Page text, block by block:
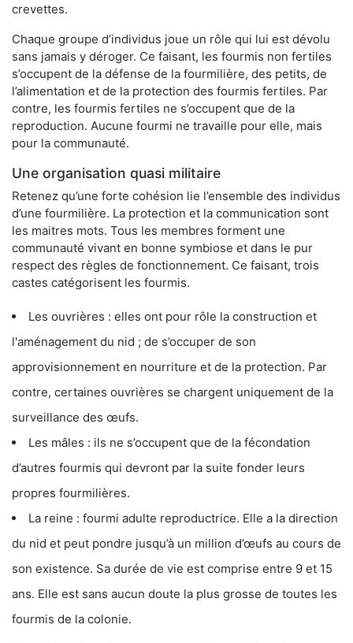
crevettes.
Chaque groupe d’individus joue un rôle qui lui est dévolu
sans jamais y déroger. Ce faisant, les fourmis non fertiles
s’occupent de la défense de la fourmilière, des petits, de
l’alimentation et de la protection des fourmis fertiles. Par
contre, les fourmis fertiles ne s’occupent que de la
reproduction. Aucune fourmi ne travaille pour elle, mais
pour la communauté.
Une organisation quasi militaire
Retenez qu’une forte cohésion lie l’ensemble des individus
d’une fourmilière. La protection et la communication sont
les maitres mots. Tous les membres forment une
communauté vivant en bonne symbiose et dans le pur
respect des règles de fonctionnement. Ce faisant, trois
castes catégorisent les fourmis.
Les ouvrières : elles ont pour rôle la construction et
l'aménagement du nid ; de s’occuper de son
approvisionnement en nourriture et de la protection. Par
contre, certaines ouvrières se chargent uniquement de la
surveillance des œufs.
Les mâles : ils ne s’occupent que de la fécondation
d’autres fourmis qui devront par la suite fonder leurs
propres fourmilières.
La reine : fourmi adulte reproductrice. Elle a la direction
du nid et peut pondre jusqu’à un million d’œufs au cours de
son existence. Sa durée de vie est comprise entre 9 et 15
ans. Elle est sans aucun doute la plus grosse de toutes les
fourmis de la colonie.